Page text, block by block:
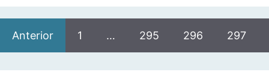
Anterior 1 … 295 296 297